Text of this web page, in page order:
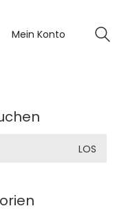
Mein Konto
LOS